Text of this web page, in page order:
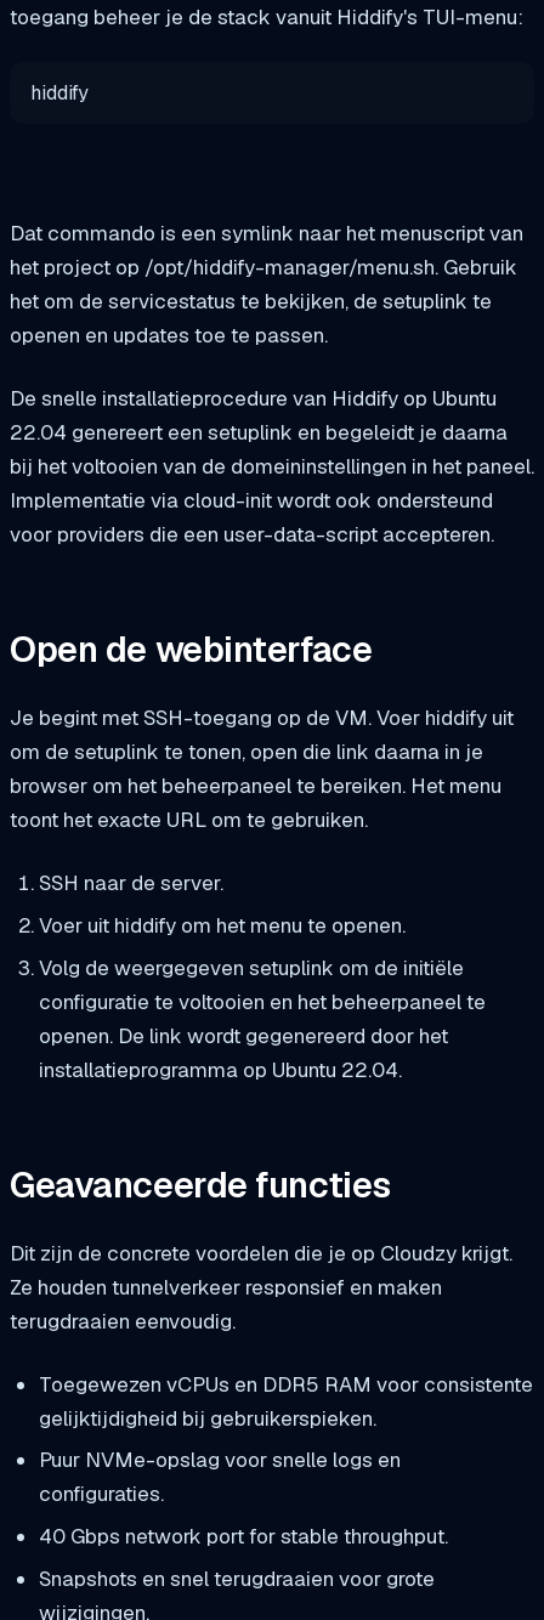
toegang beheer je de stack vanuit Hiddify's TUI-menu:
hiddify
Dat commando is een symlink naar het menuscript van
het project op /opt/hiddify-manager/menu.sh. Gebruik
het om de servicestatus te bekijken, de setuplink te
openen en updates toe te passen.
De snelle installatieprocedure van Hiddify op Ubuntu
22.04 genereert een setuplink en begeleidt je daarna
bij het voltooien van de domeininstellingen in het paneel.
Implementatie via cloud-init wordt ook ondersteund
voor providers die een user-data-script accepteren.
Open de webinterface
Je begint met SSH-toegang op de VM. Voer hiddify uit
om de setuplink te tonen, open die link daarna in je
browser om het beheerpaneel te bereiken. Het menu
toont het exacte URL om te gebruiken.
SSH naar de server.
Voer uit hiddifyom het menu te openen.
Volg de weergegeven setuplink om de initiële
configuratie te voltooien en het beheerpaneel te
openen. De link wordt gegenereerd door het
installatieprogramma op Ubuntu 22.04.
Geavanceerde functies
Dit zijn de concrete voordelen die je op Cloudzy krijgt.
Ze houden tunnelverkeer responsief en maken
terugdraaien eenvoudig.
Toegewezen vCPUs en DDR5 RAM voor consistente
gelijktijdigheid bij gebruikerspieken.
Puur NVMe-opslag voor snelle logs en
configuraties.
40 Gbps network port for stable throughput.
Snapshots en snel terugdraaien voor grote
wijzigingen.